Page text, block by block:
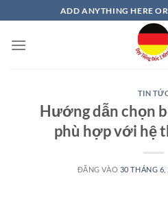
qua
nội
ADD ANYTHING HERE
TIN
Hướng dẫn chọn
phù hợp với hệ
ĐĂNG VÀO 30 THÁNG 6,